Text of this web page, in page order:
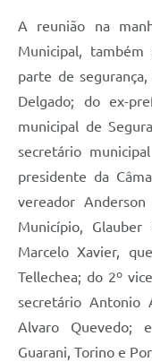
A reunião na
Municipal,
parte de
Delgado; do ex-
municipal de
secretário
presidente da
vereador
Município,
Marcelo Xavier,
Tellechea; do 2º
secretário Antonio
Alvaro Quevedo;
Guarani, Torino e